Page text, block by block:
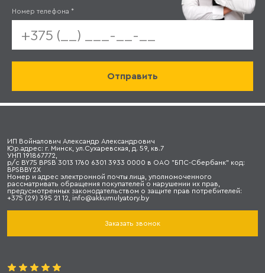
Номер телефона *
ИП Войналович Александр Александрович
Юр.адрес: г. Минск, ул.Сухаревская, д. 59, кв.7
УНП 191867772,
р/с BY75 BPSB 3013 1760 6301 3933 0000 в ОАО "БПС-Сбербанк" код:
BPSBBY2X
Номер и адрес электронной почты лица, уполномоченного
рассматривать обращения покупателей о нарушении их прав,
предусмотренных законодательством о защите прав потребителей:
+375 (29) 395 21 12, info@akkumulyatory.by
Заказать звонок